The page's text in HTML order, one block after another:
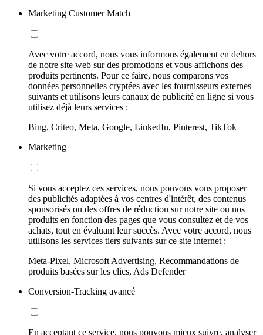
Marketing Customer Match
Avec votre accord, nous vous informons également en dehors
de notre site web sur des promotions et vous affichons des
produits pertinents. Pour ce faire, nous comparons vos
données personnelles cryptées avec les fournisseurs externes
suivants et utilisons leurs canaux de publicité en ligne si vous
utilisez déjà leurs services :
Bing, Criteo, Meta, Google, LinkedIn, Pinterest, TikTok
Marketing
Si vous acceptez ces services, nous pouvons vous proposer
des publicités adaptées à vos centres d'intérêt, des contenus
sponsorisés ou des offres de réduction sur notre site ou nos
produits en fonction des pages que vous consultez et de vos
achats, tout en évaluant leur succès. Avec votre accord, nous
utilisons les services tiers suivants sur ce site internet :
Meta-Pixel, Microsoft Advertising, Recommandations de
produits basées sur les clics, Ads Defender
Conversion-Tracking avancé
En acceptant ce service, nous pouvons mieux suivre, analyser